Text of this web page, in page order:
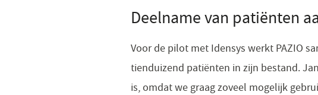
Deelname van patiënten
Voor de pilot met Idensys werkt PAZIO
tienduizend patiënten in zijn bestand.
is, omdat we graag zoveel mogelijk